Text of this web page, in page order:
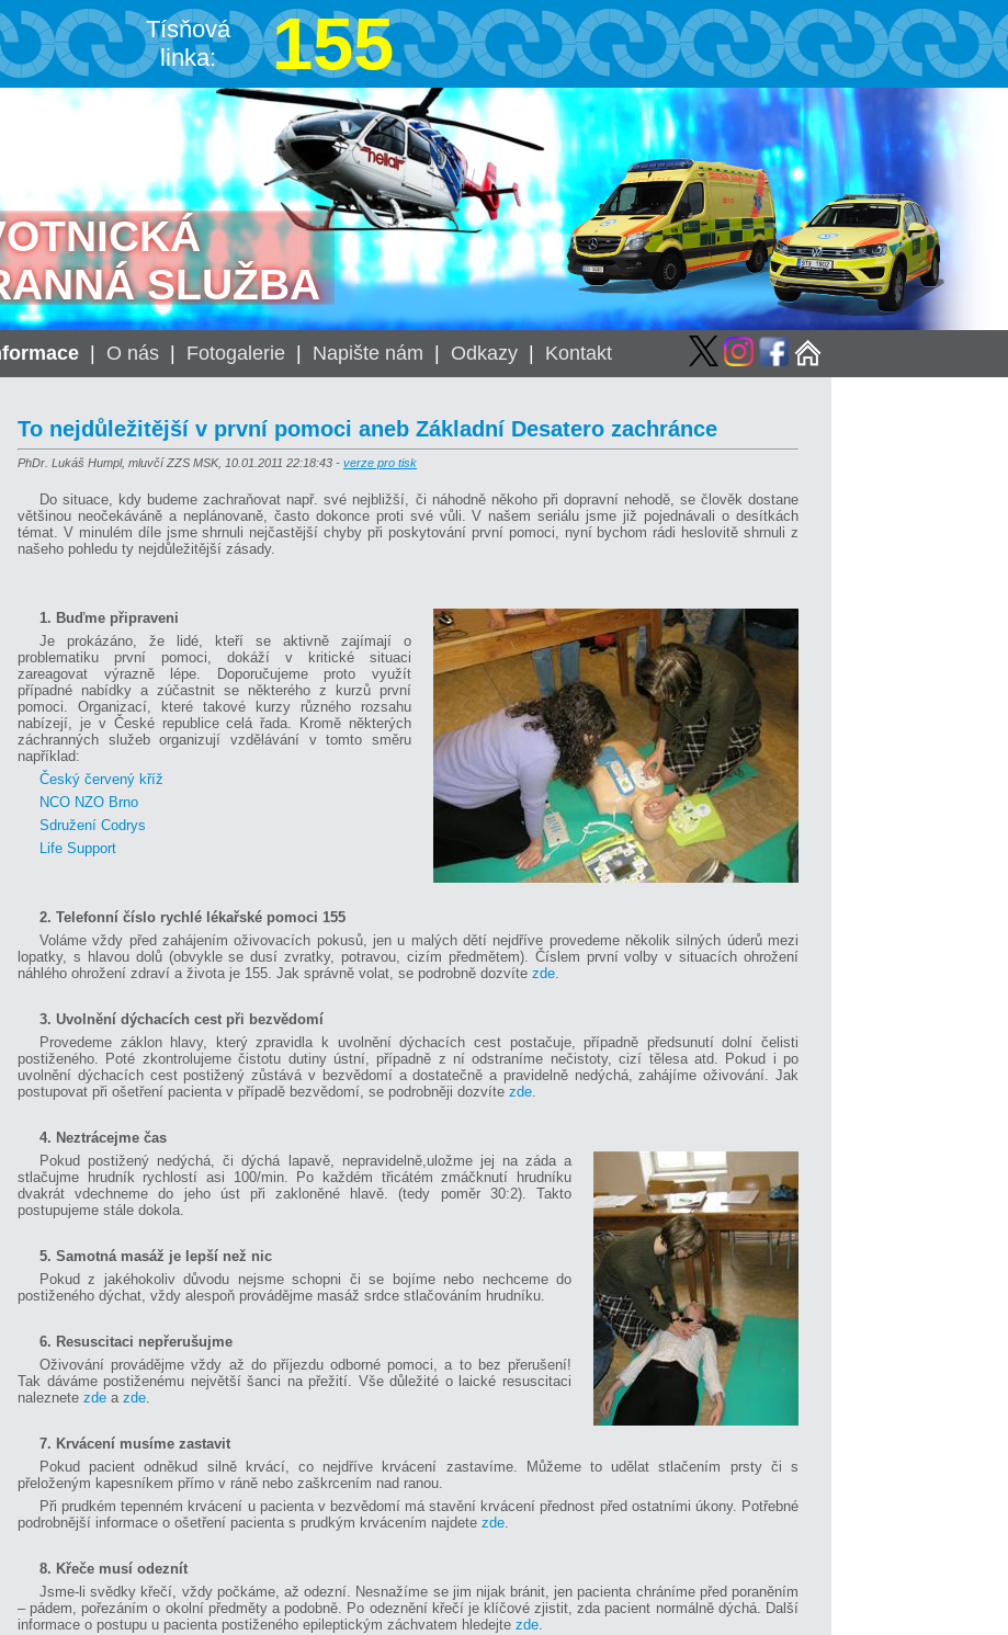
Tísňová
linka:
155
SLUŽBA
O nás Fotogalerie Napište nám Odkazy Kontakt
To nejdůležitější v první pomoci aneb Základní Desatero zachránce
PhDr. Lukáš Humpl, mluvčí ZZS MSK, 10.01.2011 22:18:43 - verze pro tisk
Do situace, kdy budeme zachraňovat např. své nejbližší, či náhodně někoho při dopravní nehodě, se člověk dostane
většinou neočekáváně a neplánovaně, často dokonce proti své vůli. V našem seriálu jsme již pojednávali o desítkách
témat. V minulém díle jsme shrnuli nejčastější chyby při poskytování první pomoci, nyní bychom rádi heslovitě shrnuli z
našeho pohledu ty nejdůležitější zásady.
1. Buďme připraveni
Je prokázáno, že lidé, kteří se aktivně zajímají o
problematiku první pomoci, dokáží v kritické situaci
zareagovat výrazně lépe. Doporučujeme proto využít
případné nabídky a zúčastnit se některého z kurzů první
pomoci. Organizací, které takové kurzy různého rozsahu
nabízejí, je v České republice celá řada. Kromě některých
záchranných služeb organizují vzdělávání v tomto směru
například:
Český červený kříž
NCO NZO Brno
Sdružení Codrys
Life Support
2. Telefonní číslo rychlé lékařské pomoci 155
Voláme vždy před zahájením oživovacích pokusů, jen u malých dětí nejdříve provedeme několik silných úderů mezi
lopatky, s hlavou dolů (obvykle se dusí zvratky, potravou, cizím předmětem). Číslem první volby v situacích ohrožení
náhlého ohrožení zdraví a života je 155. Jak správně volat, se podrobně dozvíte zde.
3. Uvolnění dýchacích cest při bezvědomí
Provedeme záklon hlavy, který zpravidla k uvolnění dýchacích cest postačuje, případně předsunutí dolní čelisti
postiženého. Poté zkontrolujeme čistotu dutiny ústní, případně z ní odstraníme nečistoty, cizí tělesa atd. Pokud i po
uvolnění dýchacích cest postižený zůstává v bezvědomí a dostatečně a pravidelně nedýchá, zahájíme oživování. Jak
postupovat při ošetření pacienta v případě bezvědomí, se podrobněji dozvíte zde.
4. Neztrácejme čas
Pokud postižený nedýchá, či dýchá lapavě, nepravidelně,uložme jej na záda a
stlačujme hrudník rychlostí asi 100/min. Po každém třicátém zmáčknutí hrudníku
dvakrát vdechneme do jeho úst při zakloněné hlavě. (tedy poměr 30:2). Takto
postupujeme stále dokola.
5. Samotná masáž je lepší než nic
Pokud z jakéhokoliv důvodu nejsme schopni či se bojíme nebo nechceme do
postiženého dýchat, vždy alespoň provádějme masáž srdce stlačováním hrudníku.
6. Resuscitaci nepřerušujme
Oživování provádějme vždy až do příjezdu odborné pomoci, a to bez přerušení!
Tak dáváme postiženému největší šanci na přežití. Vše důležité o laické resuscitaci
naleznete zde a zde.
7. Krvácení musíme zastavit
Pokud pacient odněkud silně krvácí, co nejdříve krvácení zastavíme. Můžeme to udělat stlačením prsty či s
přeloženým kapesníkem přímo v ráně nebo zaškrcením nad ranou.
Při prudkém tepenném krvácení u pacienta v bezvědomí má stavění krvácení přednost před ostatními úkony. Potřebné
podrobnější informace o ošetření pacienta s prudkým krvácením najdete zde.
8. Křeče musí odeznít
Jsme-li svědky křečí, vždy počkáme, až odezní. Nesnažíme se jim nijak bránit, jen pacienta chráníme před poraněním
– pádem, pořezáním o okolní předměty a podobně. Po odeznění křečí je klíčové zjistit, zda pacient normálně dýchá. Další
informace o postupu u pacienta postiženého epileptickým záchvatem hledejte zde.